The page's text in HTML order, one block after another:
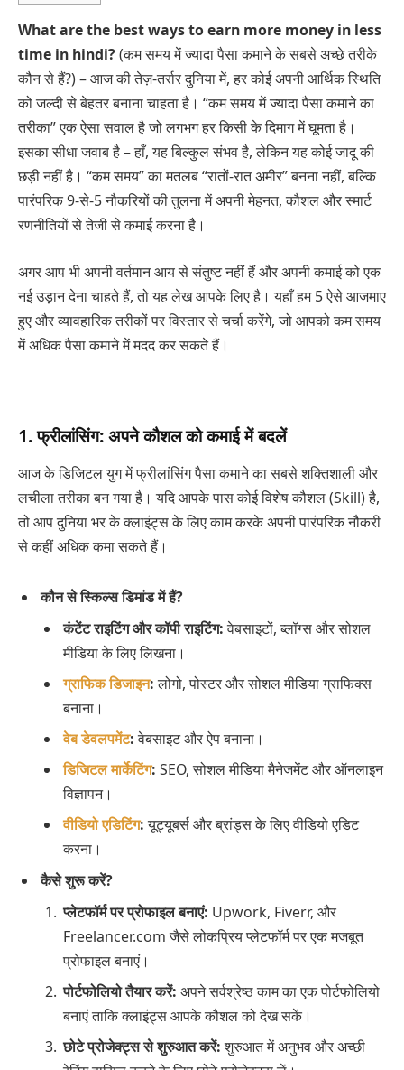
What are the best ways to earn more money in less
time in hindi?(कम समय में ज्यादा पैसा कमाने के सबसे अच्छे तरीके
कौन से हैं?) – आज की तेज़-तर्रार दुनिया में, हर कोई अपनी आर्थिक स्थिति
को जल्दी से बेहतर बनाना चाहता है। “कम समय में ज्यादा पैसा कमाने का
तरीका” एक ऐसा सवाल है जो लगभग हर किसी के दिमाग में घूमता है।
इसका सीधा जवाब है – हाँ, यह बिल्कुल संभव है, लेकिन यह कोई जादू की
छड़ी नहीं है। “कम समय” का मतलब “रातों-रात अमीर” बनना नहीं, बल्कि
पारंपरिक 9-से-5 नौकरियों की तुलना में अपनी मेहनत, कौशल और स्मार्ट
रणनीतियों से तेजी से कमाई करना है।
अगर आप भी अपनी वर्तमान आय से संतुष्ट नहीं हैं और अपनी कमाई को एक
नई उड़ान देना चाहते हैं, तो यह लेख आपके लिए है। यहाँ हम 5 ऐसे आजमाए
हुए और व्यावहारिक तरीकों पर विस्तार से चर्चा करेंगे, जो आपको कम समय
में अधिक पैसा कमाने में मदद कर सकते हैं।
1. फ्रीलांसिंग: अपने कौशल को कमाई में बदलें
आज के डिजिटल युग में फ्रीलांसिंग पैसा कमाने का सबसे शक्तिशाली और
लचीला तरीका बन गया है। यदि आपके पास कोई विशेष कौशल (Skill) है,
तो आप दुनिया भर के क्लाइंट्स के लिए काम करके अपनी पारंपरिक नौकरी
से कहीं अधिक कमा सकते हैं।
कौन से स्किल्स डिमांड में हैं?
कंटेंट राइटिंग और कॉपी राइटिंग:वेबसाइटों, ब्लॉग्स और सोशल
मीडिया के लिए लिखना।
ग्राफिक डिजाइन:लोगो, पोस्टर और सोशल मीडिया ग्राफिक्स
बनाना।
वेब डेवलपमेंट:वेबसाइट और ऐप बनाना।
डिजिटल मार्केटिंग: SEO, सोशल मीडिया मैनेजमेंट और ऑनलाइन
विज्ञापन।
वीडियो एडिटिंग:यूट्यूबर्स और ब्रांड्स के लिए वीडियो एडिट
करना।
कैसे शुरू करें?
प्लेटफॉर्म पर प्रोफाइल बनाएं: Upwork, Fiverr, और
Freelancer.com जैसे लोकप्रिय प्लेटफॉर्म पर एक मजबूत
प्रोफाइल बनाएं।
पोर्टफोलियो तैयार करें: अपने सर्वश्रेष्ठ काम का एक पोर्टफोलियो
बनाएं ताकि क्लाइंट्स आपके कौशल को देख सकें।
छोटे प्रोजेक्ट्स से शुरुआत करें:शुरुआत में अनुभव और अच्छी